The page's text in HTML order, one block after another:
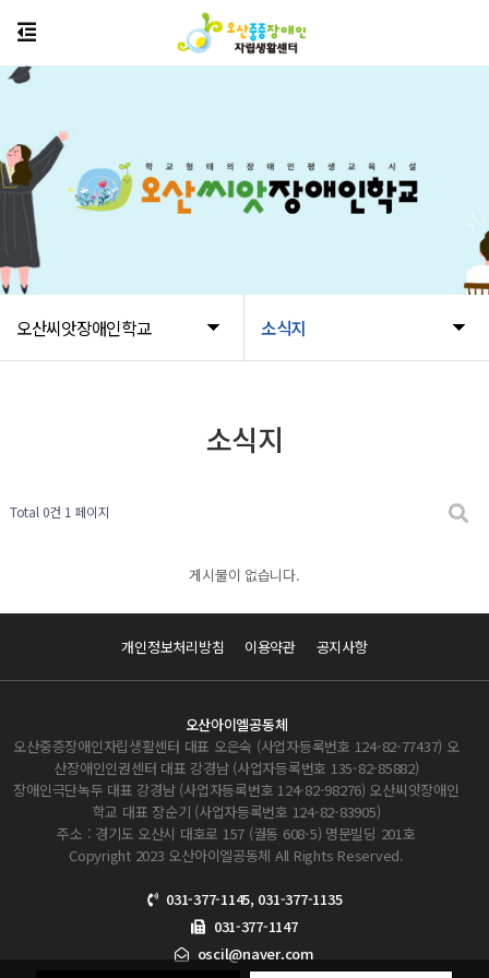
오산씨앗장애인학교 소식지
소식지
Total 0건 1 페이지
게시물이 없습니다.
개인정보처리방침 이용약관 공지사항
오산아이엘공동체
오산중증장애인자립생활센터 대표 오은숙 (사업자등록번호 124-82-77437) 오
산장애인인권센터 대표 강경남 (사업자등록번호 135-82-85882)
장애인극단녹두 대표 강경남 (사업자등록번호 124-82-98276) 오산씨앗장애인
학교 대표 장순기 (사업자등록번호 124-82-83905)
주소 : 경기도 오산시 대호로 157 (궐동 608-5) 명문빌딩 201호
Copyright 2023 오산아이엘공동체 All Rights Reserved.
031-377-1145, 031-377-1135
031-377-1147
oscil@naver.com